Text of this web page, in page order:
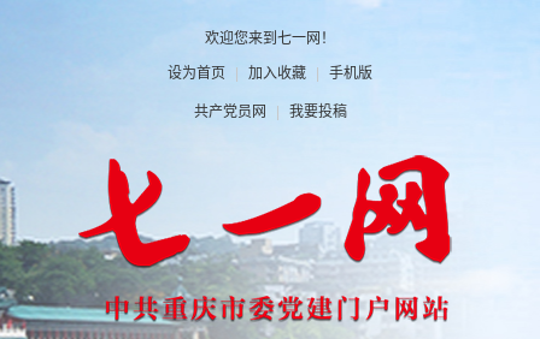
欢迎您来到七一网！
设为首页 | 加入收藏 | 手机版
共产党员网 | 我要投稿